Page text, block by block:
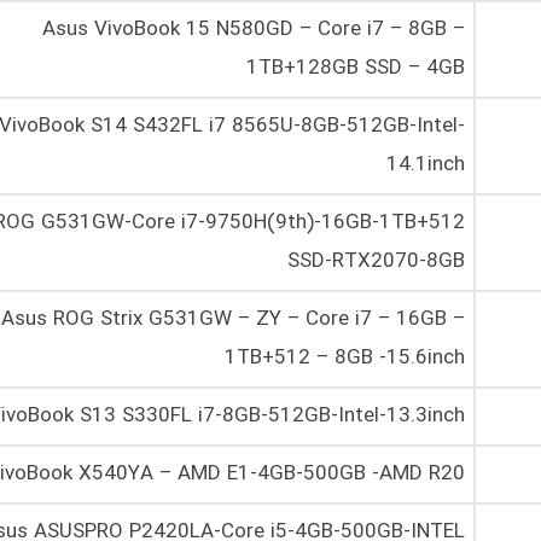
Asus VivoBook 15 N580GD – Core i7 – 8GB –
1TB+128GB SSD – 4GB
S14 S432FL i7 8565U-8GB-512GB-Intel-
14.1inch
G531GW-Core i7-9750H(9th)-16GB-1TB+512
SSD-RTX2070-8GB
Asus ROG Strix G531GW – ZY – Core i7 – 16GB –
1TB+512 – 8GB -15.6inch
S13 S330FL i7-8GB-512GB-Intel-13.3inch
X540YA – AMD E1-4GB-500GB -AMD R20
ASUSPRO P2420LA-Core i5-4GB-500GB-INTEL